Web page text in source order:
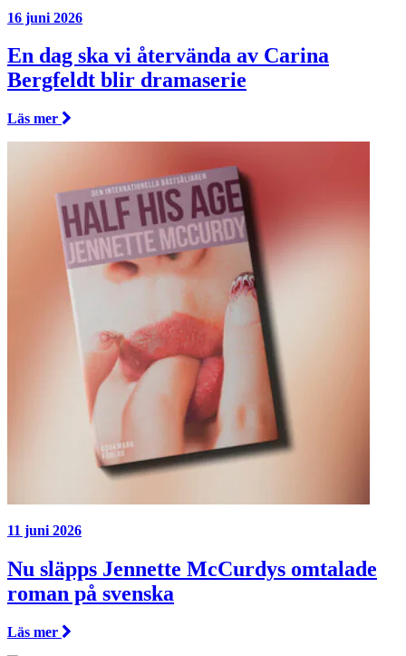
16 juni 2026
En dag ska vi återvända av Carina
Bergfeldt blir dramaserie
Läs mer
11 juni 2026
Nu släpps Jennette McCurdys omtalade
roman på svenska
Läs mer